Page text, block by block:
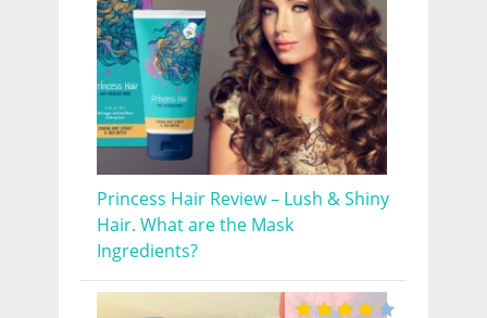
Princess Hair Review – Lush & Shiny
Hair. What are the Mask
Ingredients?